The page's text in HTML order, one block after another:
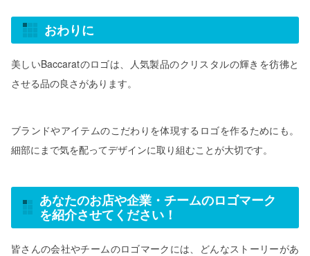
おわりに
美しいBaccaratのロゴは、人気製品のクリスタルの輝きを彷彿と
させる品の良さがあります。
ブランドやアイテムのこだわりを体現するロゴを作るためにも。
細部にまで気を配ってデザインに取り組むことが大切です。
あなたのお店や企業・チームのロゴマーク
を紹介させてください！
皆さんの会社やチームのロゴマークには、どんなストーリーがあ